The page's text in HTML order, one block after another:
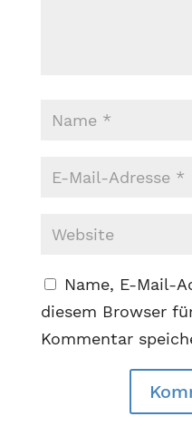
Name, E-Mail-
diesem Browser
Kommentar